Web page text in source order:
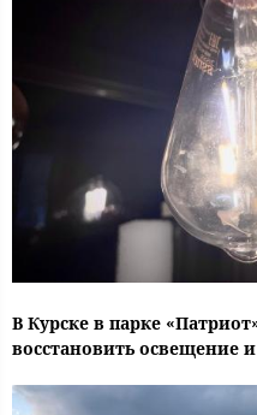
В Курске в парке
восстановить освещение